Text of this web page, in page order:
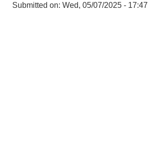
Submitted on: Wed, 05/07/2025 - 17:47